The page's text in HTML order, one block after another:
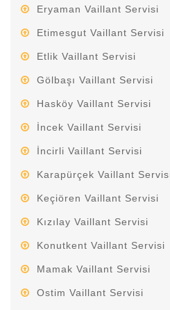
Eryaman Vaillant Servisi
Etimesgut Vaillant Servisi
Etlik Vaillant Servisi
Gölbaşı Vaillant Servisi
Hasköy Vaillant Servisi
İncek Vaillant Servisi
İncirli Vaillant Servisi
Karapürçek Vaillant
Keçiören Vaillant Servisi
Kızılay Vaillant Servisi
Konutkent Vaillant Servisi
Mamak Vaillant Servisi
Ostim Vaillant Servisi